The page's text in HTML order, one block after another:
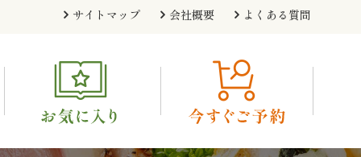
サイトマップ 会社概要 よくある質問
ら選ぶ
価格から選ぶ